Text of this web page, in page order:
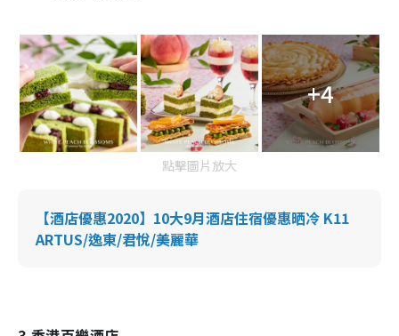
+4
點擊圖片放大
【酒店優惠2020】10大9月酒店住宿優惠晒冷 K11
ARTUS/逸東/君悅/美麗華